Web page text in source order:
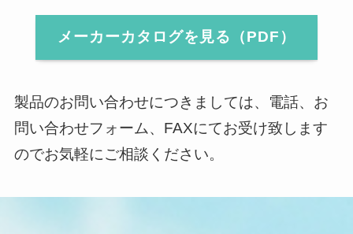
メーカーカタログを見る（PDF）
製品のお問い合わせにつきましては、電話、お
問い合わせフォーム、FAXにてお受け致します
のでお気軽にご相談ください。